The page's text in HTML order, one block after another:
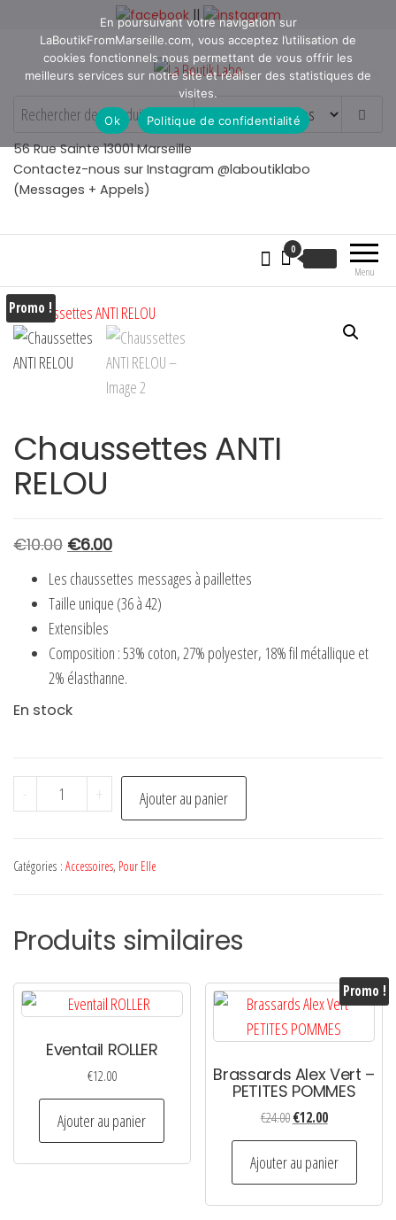
||
La Boutik Labo
La boutique de denicheur
de talents à Marseille en
Provence
56 Rue Sainte 13001 Marseille
Contactez-nous sur Instagram @laboutiklabo
(Messages + Appels)
Menu
0
Promo !
Chaussettes ANTI
RELOU
€10.00 Le
prix
initial
était :
€10.00.
€6.00Le
prix
actuel
est :
€6.00.
Les chaussettes messages à paillettes
Taille unique (36 à 42)
Extensibles
Composition : 53% coton, 27% polyester, 18% fil métallique et
2% élasthanne.
En stock
-
quantité
de
ANTI
+ Ajouter au panier
Catégories : Accessoires, Pour Elle
Produits similaires
Eventail ROLLER
€12.00
Ajouter au panier
Promo !
Brassards Alex Vert –
PETITES POMMES
€24.00 Le
prix
initial
était :
€24.00.
€12.00Le
prix
actuel
est :
€12.00.
Ajouter au panier
En poursuivant votre navigation sur
LaBoutikFromMarseille.com, vous acceptez l’utilisation de
cookies fonctionnels nous permettant de vous offrir les
meilleurs services sur notre site et réaliser des statistiques de
visites.
Ok
Politique de confidentialité